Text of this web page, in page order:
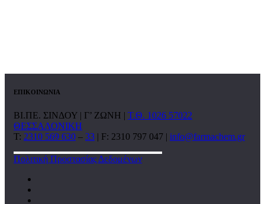
ΕΠΙΚΟΙΝΩΝΙΑ
ΒΙ.ΠΕ. ΣΙΝΔΟΥ | Γ’ ΖΩΝΗ | Τ.Θ. 1026 57022
ΘΕΣΣΑΛΟΝΙΚΗ
T: 2310 569 630 – 33 | F: 2310 797 047 | info@farmachem.gr
Πολιτική Προστασίας Δεδομένων